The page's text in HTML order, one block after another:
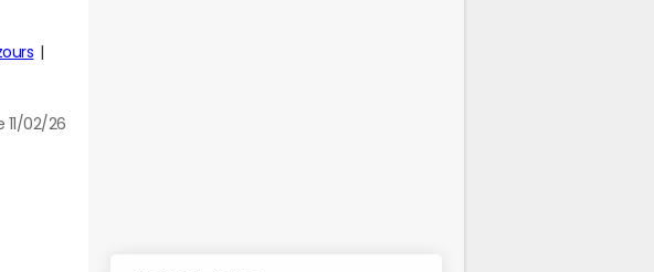
11/02/26